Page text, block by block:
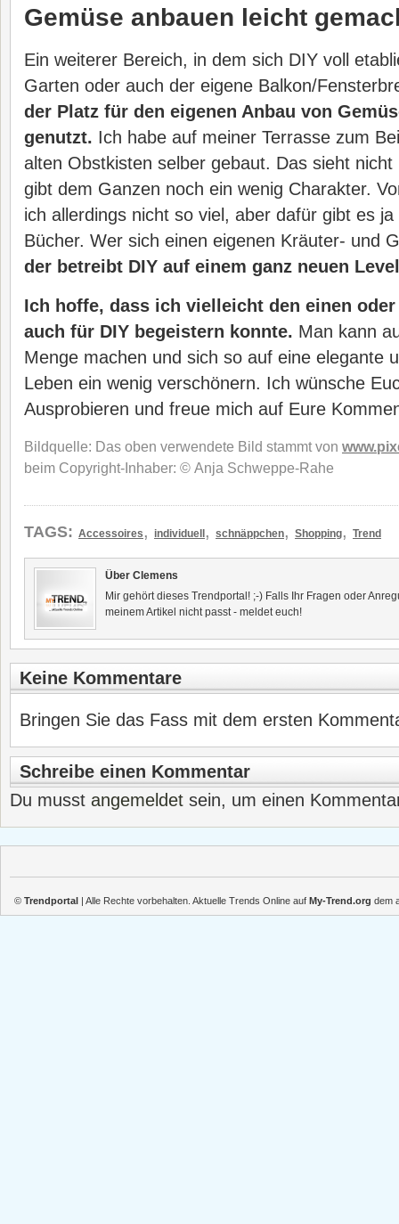
Gemüse anbauen leicht
Ein weiterer Bereich, in dem sich DIY voll
Garten oder auch der eigene Balkon/
der Platz für den eigenen Anbau von
genutzt. Ich habe auf meiner Terrasse zum
alten Obstkisten selber gebaut. Das sieht
gibt dem Ganzen noch ein wenig Charakter.
ich allerdings nicht so viel, aber dafür gibt es
Bücher. Wer sich einen eigenen Kräuter- und
der betreibt DIY auf einem ganz neuen
Ich hoffe, dass ich vielleicht den einen
auch für DIY begeistern konnte. Man kann
Menge machen und sich so auf eine elegante
Leben ein wenig verschönern. Ich wünsche
Ausprobieren und freue mich auf Eure
Bildquelle: Das oben verwendete Bild stammt von
beim Copyright-Inhaber: © Anja Schweppe-Rahe
TAGS: Accessoires , individuell , schnäppchen, Shopping, Trend
Über Clemens
Mir gehört dieses Trendportal! ;-) Falls Ihr Fragen oder
meinem Artikel nicht passt - meldet euch!
Keine Kommentare
Bringen Sie das Fass mit dem ersten
Schreibe einen Kommentar
Du musst angemeldet sein, um einen
© Trendportal | Alle Rechte vorbehalten. Aktuelle Trends Online auf My-Trend.org dem